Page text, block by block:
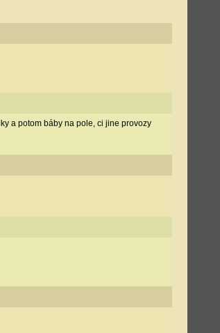
a potom báby na pole, ci jine provozy